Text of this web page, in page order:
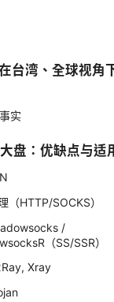
台湾、全球视角
实
盘：优缺点与适
（HTTP/SOCKS）
/
（SS/SSR）
Xray